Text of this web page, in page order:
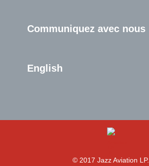
Communiquez avec nous
English
© 2017 Jazz Aviation LP.